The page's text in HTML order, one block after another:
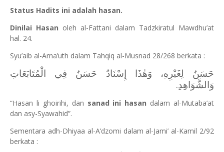
Status Hadits ini adalah hasan.
Dinilai Hasan oleh al-Fattani dalam Tadzkiratul Mawdhu’at
hal. 24.
Syu’aib al-Arna’uth dalam Tahqiq al-Musnad 28/268 berkata :
حَسَنٌ لِغَيْرِهِ، وَهٰذَا إِسْنَادٌ حَسَنٌ فِي الْمُتَابَعَاتِ
وَالشَّوَاهِدِ.
“Hasan li ghoirihi, dan sanad ini hasan dalam al-Mutaba’at
dan asy-Syawahid”.
Sementara adh-Dhiyaa al-A’dzomi dalam al-Jami’ al-Kamil 2/92
berkata :